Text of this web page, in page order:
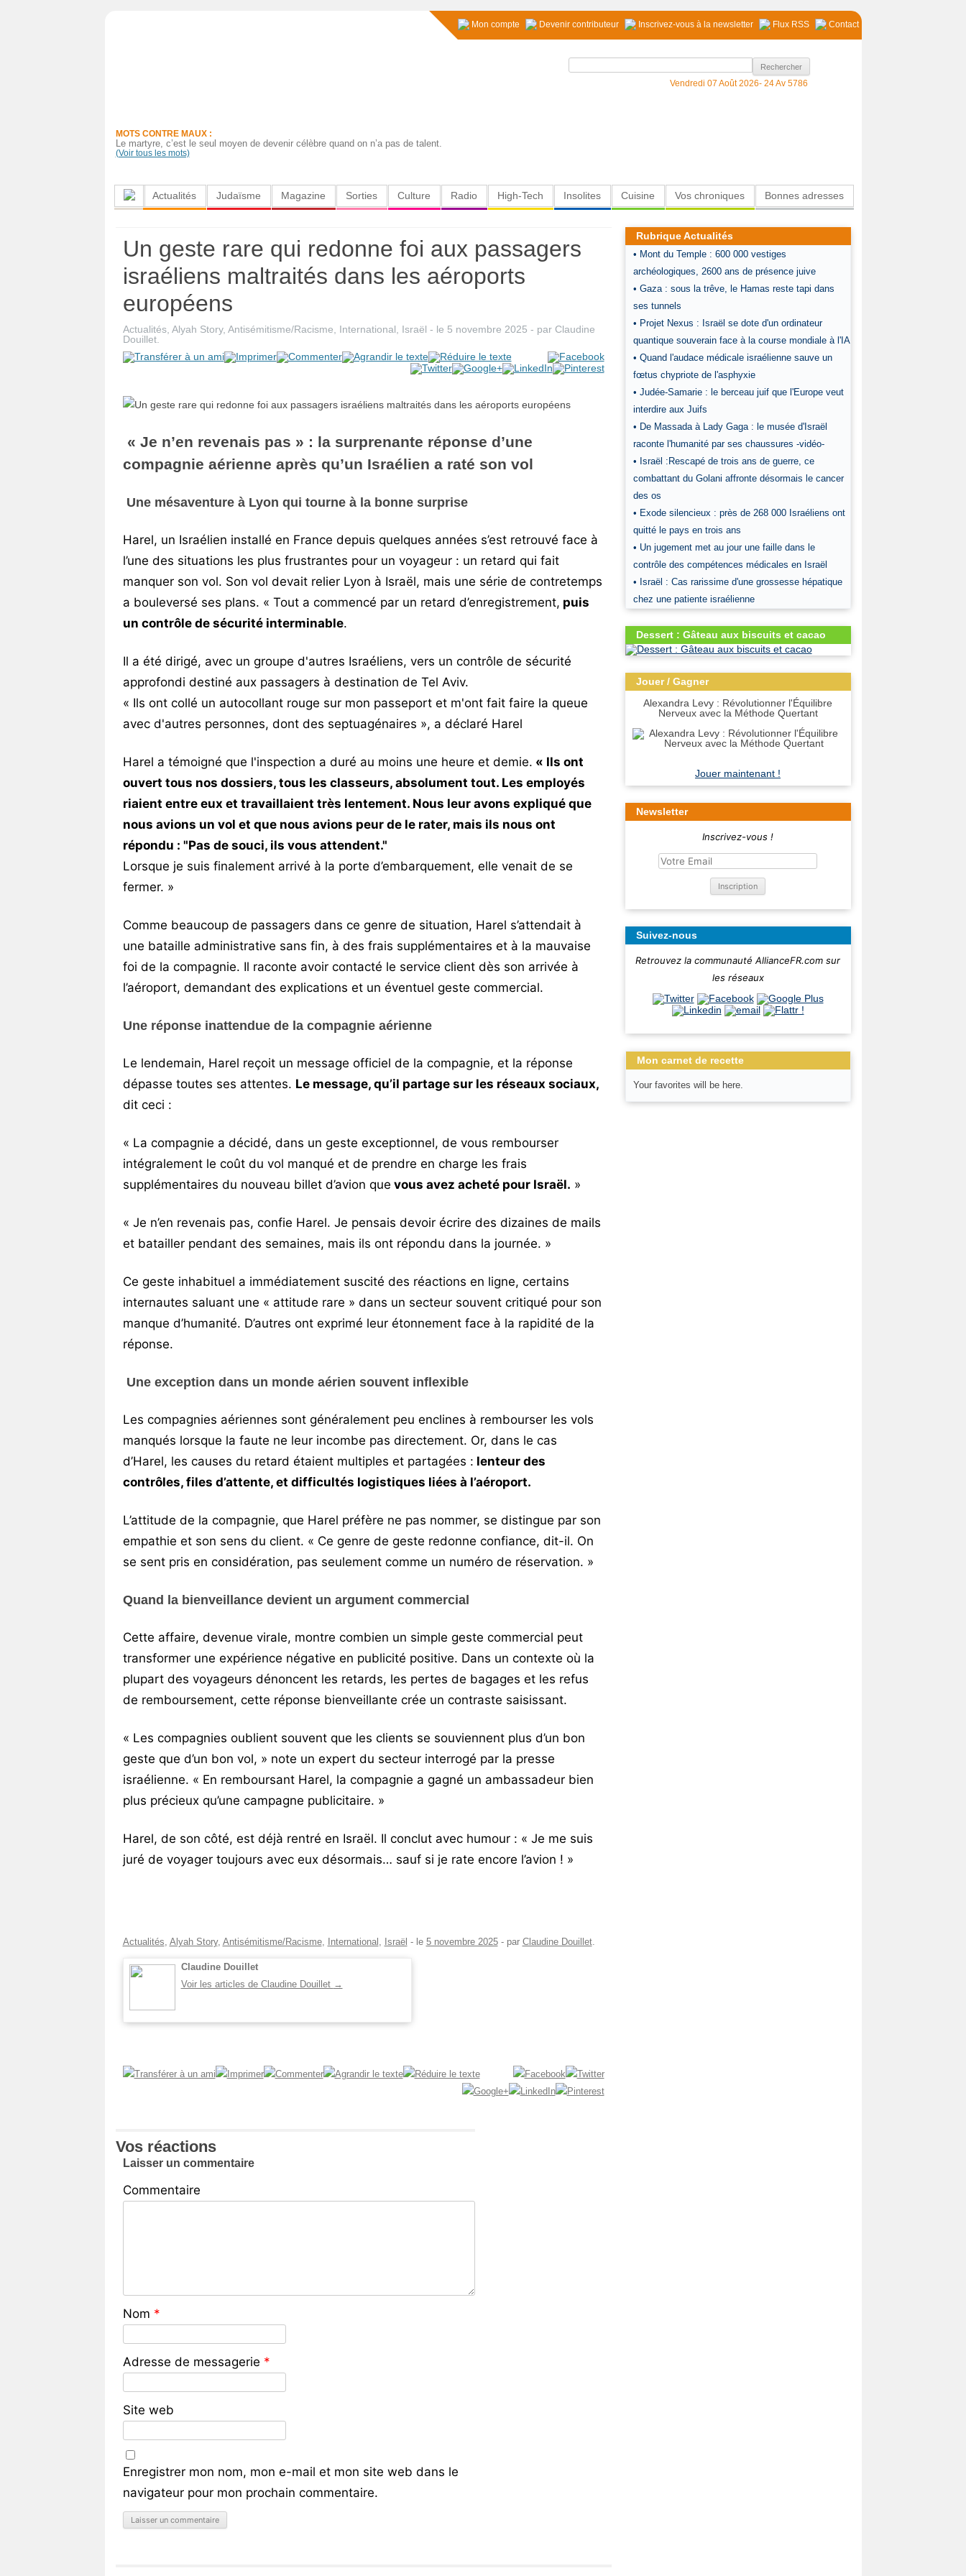
Mon compte Devenir contributeur Inscrivez-vous à la newsletter Flux RSS Contact
MOTS CONTRE MAUX :
Le martyre, c’est le seul moyen de devenir célèbre quand on n’a pas de talent.
(Voir tous les mots)
Rechercher :
Vendredi 07 Août 2026- 24 Av 5786
Actualités Judaïsme Magazine Sorties Culture Radio High-Tech Insolites Cuisine Vos chroniques Bonnes adresses
Un geste rare qui redonne foi aux passagers
israéliens maltraités dans les aéroports
européens
Actualités, Alyah Story, Antisémitisme/Racisme International Israël - le 5 novembre 2025 - par Claudine
Douillet.
« Je n’en revenais pas » : la surprenante réponse d’une
compagnie aérienne après qu’un Israélien a raté son vol
Une mésaventure à Lyon qui tourne à la bonne surprise
Harel, un Israélien installé en France depuis quelques années s’est retrouvé face à
l’une des situations les plus frustrantes pour un voyageur : un retard qui fait
manquer son vol. Son vol devait relier Lyon à Israël, mais une série de contretemps
a bouleversé ses plans. « Tout a commencé par un retard d’enregistrement, puis
un contrôle de sécurité interminable.
Il a été dirigé, avec un groupe d'autres Israéliens, vers un contrôle de sécurité
approfondi destiné aux passagers à destination de Tel Aviv.
« Ils ont collé un autocollant rouge sur mon passeport et m'ont fait faire la queue
avec d'autres personnes, dont des septuagénaires », a déclaré Harel
Harel a témoigné que l'inspection a duré au moins une heure et demie. « Ils ont
ouvert tous nos dossiers, tous les classeurs, absolument tout. Les employés
riaient entre eux et travaillaient très lentement. Nous leur avons expliqué que
nous avions un vol et que nous avions peur de le rater, mais ils nous ont
répondu : "Pas de souci, ils vous attendent."
Lorsque je suis finalement arrivé à la porte d’embarquement, elle venait de se
fermer. »
Comme beaucoup de passagers dans ce genre de situation, Harel s’attendait à
une bataille administrative sans fin, à des frais supplémentaires et à la mauvaise
foi de la compagnie. Il raconte avoir contacté le service client dès son arrivée à
l’aéroport, demandant des explications et un éventuel geste commercial.
Une réponse inattendue de la compagnie aérienne
Le lendemain, Harel reçoit un message officiel de la compagnie, et la réponse
dépasse toutes ses attentes. Le message, qu’il partage sur les réseaux sociaux,
dit ceci :
« La compagnie a décidé, dans un geste exceptionnel, de vous rembourser
intégralement le coût du vol manqué et de prendre en charge les frais
supplémentaires du nouveau billet d’avion que vous avez acheté pour Israël. »
« Je n’en revenais pas, confie Harel. Je pensais devoir écrire des dizaines de mails
et batailler pendant des semaines, mais ils ont répondu dans la journée. »
Ce geste inhabituel a immédiatement suscité des réactions en ligne, certains
internautes saluant une « attitude rare » dans un secteur souvent critiqué pour son
manque d’humanité. D’autres ont exprimé leur étonnement face à la rapidité de la
réponse.
Une exception dans un monde aérien souvent inflexible
Les compagnies aériennes sont généralement peu enclines à rembourser les vols
manqués lorsque la faute ne leur incombe pas directement. Or, dans le cas
d’Harel, les causes du retard étaient multiples et partagées : lenteur des
contrôles, files d’attente, et difficultés logistiques liées à l’aéroport.
L’attitude de la compagnie, que Harel préfère ne pas nommer, se distingue par son
empathie et son sens du client. « Ce genre de geste redonne confiance, dit-il. On
se sent pris en considération, pas seulement comme un numéro de réservation. »
Quand la bienveillance devient un argument commercial
Cette affaire, devenue virale, montre combien un simple geste commercial peut
transformer une expérience négative en publicité positive. Dans un contexte où la
plupart des voyageurs dénoncent les retards, les pertes de bagages et les refus
de remboursement, cette réponse bienveillante crée un contraste saisissant.
« Les compagnies oublient souvent que les clients se souviennent plus d’un bon
geste que d’un bon vol, » note un expert du secteur interrogé par la presse
israélienne. « En remboursant Harel, la compagnie a gagné un ambassadeur bien
plus précieux qu’une campagne publicitaire. »
Harel, de son côté, est déjà rentré en Israël. Il conclut avec humour : « Je me suis
juré de voyager toujours avec eux désormais… sauf si je rate encore l’avion ! »
Actualités, Alyah Story, Antisémitisme/Racisme, International , Israël - le 5 novembre 2025- par Claudine Douillet.
Claudine Douillet
Voir les articles de Claudine Douillet →
Vos réactions
Laisser un commentaire
Commentaire
Nom *
Adresse de messagerie *
Site web
Enregistrer mon nom, mon e-mail et mon site web dans le
navigateur pour mon prochain commentaire.
Rubrique Actualités
• Mont du Temple : 600 000 vestiges
archéologiques, 2600 ans de présence juive
• Gaza : sous la trêve, le Hamas reste tapi dans
ses tunnels
• Projet Nexus : Israël se dote d'un ordinateur
quantique souverain face à la course mondiale à l'IA
• Quand l'audace médicale israélienne sauve un
fœtus chypriote de l'asphyxie
• Judée-Samarie : le berceau juif que l'Europe veut
interdire aux Juifs
• De Massada à Lady Gaga : le musée d'Israël
raconte l'humanité par ses chaussures -vidéo-
• Israël :Rescapé de trois ans de guerre, ce
combattant du Golani affronte désormais le cancer
des os
• Exode silencieux : près de 268 000 Israéliens ont
quitté le pays en trois ans
• Un jugement met au jour une faille dans le
contrôle des compétences médicales en Israël
• Israël : Cas rarissime d'une grossesse hépatique
chez une patiente israélienne
Dessert : Gâteau aux biscuits et cacao
Jouer / Gagner
Alexandra Levy : Révolutionner l'Équilibre
Nerveux avec la Méthode Quertant
Jouer maintenant !
Newsletter
Inscrivez-vous !
Suivez-nous
Retrouvez la communauté AllianceFR.com sur
les réseaux
Mon carnet de recette
Your favorites will be here.